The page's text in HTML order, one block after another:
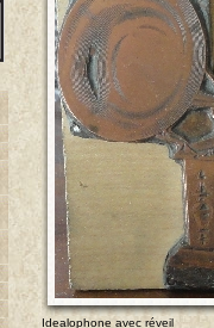
Idealophone avec réveil